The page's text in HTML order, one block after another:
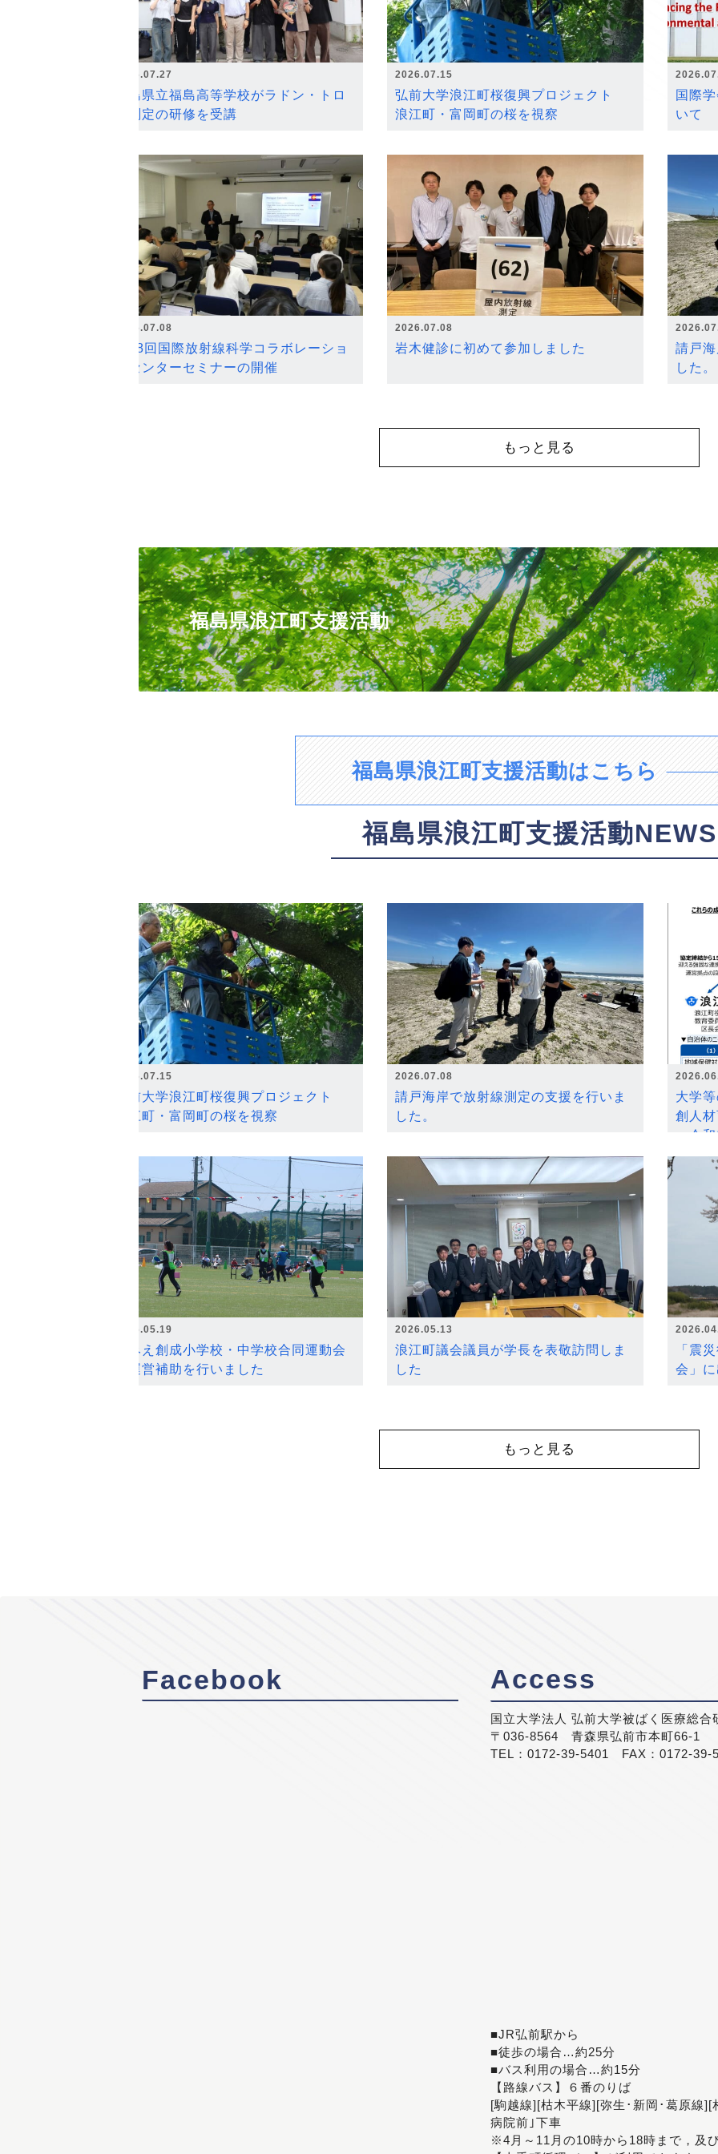
2026.07.27
福島県立福島高等学校がラドン・トロ
ン測定の研修を受講
2026.07.15
弘前大学浪江町桜復興プロジェクト
浪江町・富岡町の桜を視察
国際
いて
2026.07.08
第18回国際放射線科学コラボレーショ
ンセンターセミナーの開催
2026.07.08
岩木健診に初めて参加しました
請戸
した。
もっと見る
福島県浪江町支援活動
福島県浪江町支援活動はこちら
福島県浪江町支援活動NEWS
2026.07.15
弘前大学浪江町桜復興プロジェクト
浪江町・富岡町の桜を視察
2026.07.08
請戸海岸で放射線測定の支援を行いま
した。
大学
創人
～令
2026.05.19
なみえ創成小学校・中学校合同運動会
の運営補助を行いました
2026.05.13
浪江町議会議員が学長を表敬訪問しま
した
「震
会」
もっと見る
Facebook Access
国立大学法人 弘前大学被ばく医療総合
〒036-8564 青森県弘前市本町66-1
TEL：0172-39-5401 FAX：0172-39-
■JR弘前駅から
■徒歩の場合…約25分
■バス利用の場合…約15分
【路線バス】６番のりば
[駒越線][枯木平線][弥生･新岡･葛原線
病院前｣下車
※4月～11月の10時から18時まで，及